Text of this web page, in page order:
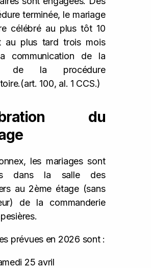
terminée, le mariage
célébré au plus tôt 10
au plus tard trois mois
communication de la
de la procédure
100, al. 1 CCS.)
du
les mariages sont
dans la salle des
au 2ème étage (sans
de la commanderie
prévues en 2026 sont :
25 avril